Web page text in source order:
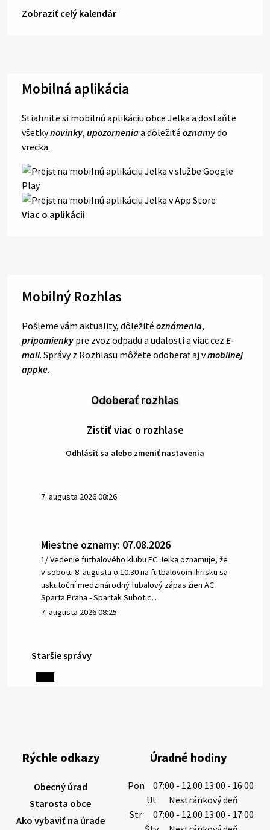
Zobraziť celý kalendár
Mobilná aplikácia
Stiahnite si mobilnú aplikáciu obce Jelka a dostaňte
všetkynovinky, upozorneniaa dôležité oznamydo
vrecka.
Viac o aplikácii
Mobilný Rozhlas
Pošleme vám aktuality, dôležité oznámenia,
pripomienky pre zvoz odpadu a udalosti a viac cez E-
mail. Správy z Rozhlasu môžete odoberať aj vmobilnej
appke.
Odoberať rozhlas
Zistiť viac o rozhlase
Odhlásiť sa alebo zmeniť nastavenia
7. augusta 2026 08:26
Miestne oznamy: 07.08.2026
1/ Vedenie futbalového klubu FC Jelka oznamuje, že
v sobotu 8. augusta o 10.30 na futbalovom ihrisku sa
uskutoční medzinárodný fubalový zápas žien AC
Sparta Praha - Spartak Subotic…
7. augusta 2026 08:25
6. augusta 2026 08:13
výdatnosti vodárenských zdrojov.
Západoslovenská vodárenská spoločnosť preto
6. augusta 2026 08:12
Staršie správy
Rýchle odkazy
Obecný úrad
Starosta obce
Ako vybaviť na úrade
Úradné hodiny
Pon
07:00 - 12:00 13:00 - 16:00
Ut
Nestránkový deň
Str
07:00 - 12:00 13:00 - 17:00